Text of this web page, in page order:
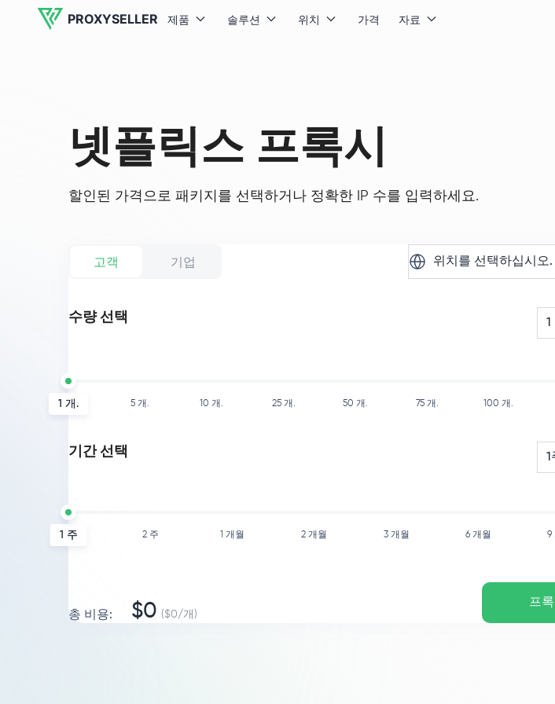
PROXYSELLER 제품 솔루션 위치 가격 자료
넷플릭스 프록시
할인된 가격으로 패키지를 선택하거나 정확한 IP 수를 입력하세요.
고객 기업 위치를 선택하십시오.
수량 선택
1 개. 5 개. 10 개. 25 개. 50 개. 75 개. 100 개.
기간 선택 1
1 주 2 주 1 개월 2 개월 3 개월 6 개월 9
총 비용: $0 ($0/개 )
프